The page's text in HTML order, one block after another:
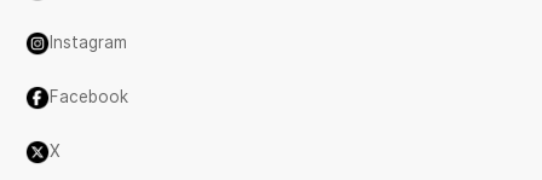
Instagram
Facebook
X